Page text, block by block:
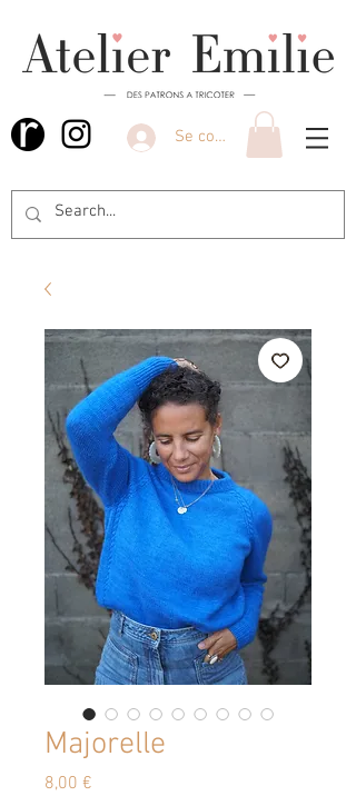
Se connecter
Majorelle
8,00 €